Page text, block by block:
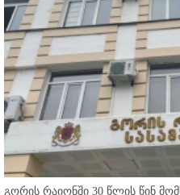
გორის რაიონში 30 წლის წინ